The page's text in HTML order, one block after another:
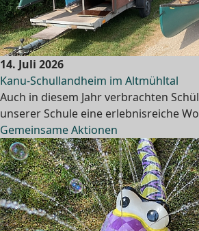
14. Juli 2026
Kanu-Schullandheim im Altmühltal
Auch in diesem Jahr verbrachten
unserer Schule eine erlebnisreiche
Gemeinsame Aktionen